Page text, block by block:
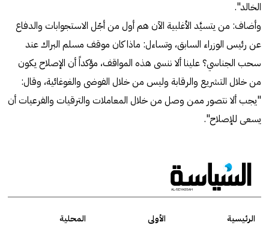
الخالد".
وأضاف: من يتسيَّد الأغلبية الآن هم أول من أجّل الاستجوابات والدفاع
عن رئيس الوزراء السابق، وتساءل: ماذا كان موقف مسلم البراك عند
سحب الجناسي؟ علينا ألا ننسى هذه المواقف، مؤكداً أن الإصلاح يكون
من خلال التشريع والرقابة وليس من خلال الفوضى والغوغائية، وقال:
"يجب ألا نتصور ممن وصل من خلال المعاملات والترقيات والفرعيات أن
يسعى للإصلاح".
الرئيسية الأولى
المحلية